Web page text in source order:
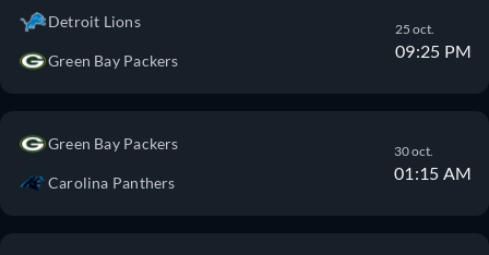
Detroit Lions
Green Bay Packers
25 oct.
09:25 PM
Green Bay Packers
Carolina Panthers
30 oct.
01:15 AM